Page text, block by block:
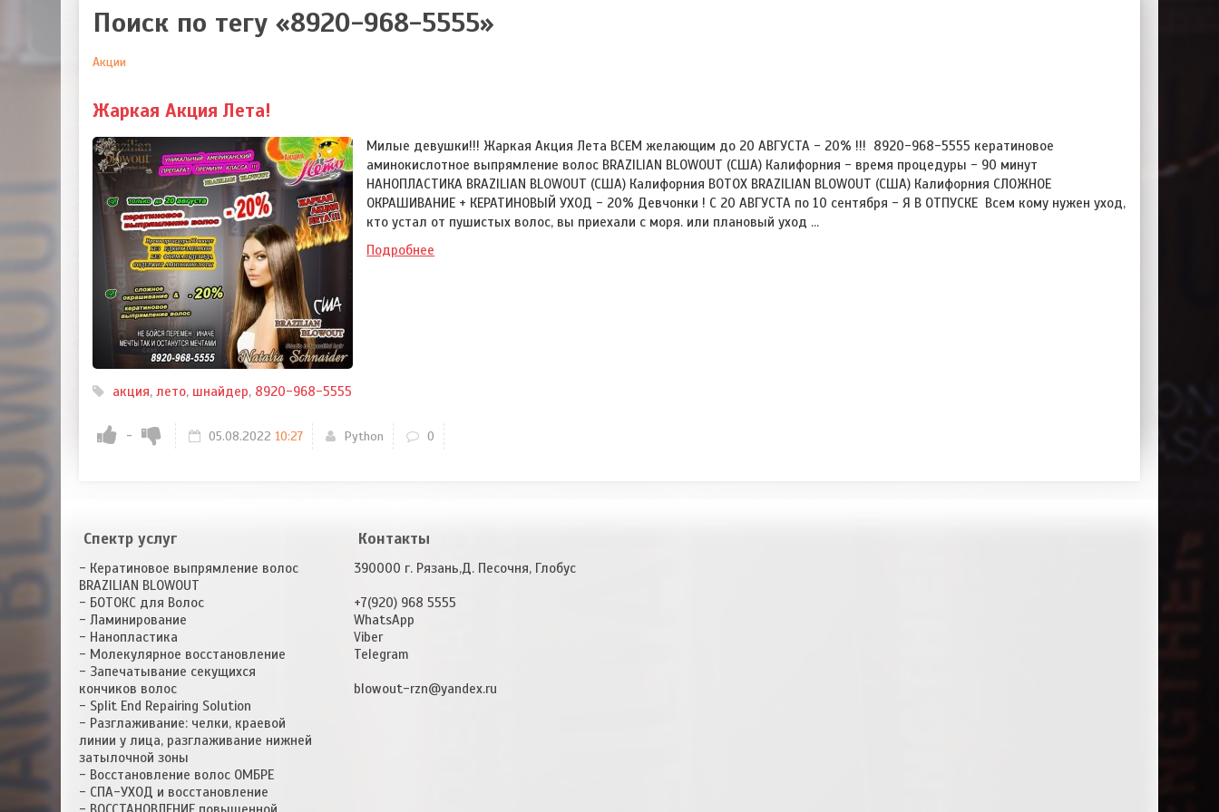
Поиск по тегу «8920-968-5555»
Акции
Жаркая Акция Лета!
Милые девушки!!! Жаркая Акция Лета ВСЕМ желающим до 20 АВГУСТА - 20% !!! 8920-968-5555 кератиновое
аминокислотное выпрямление волос BRAZILIAN BLOWOUT (США) Калифорния - время процедуры - 90 минут
НАНОПЛАСТИКА BRAZILIAN BLOWOUT (США) Калифорния BOTOX BRAZILIAN BLOWOUT (США) Калифорния СЛОЖНОЕ
ОКРАШИВАНИЕ + КЕРАТИНОВЫЙ УХОД - 20% Девчонки ! С 20 АВГУСТА по 10 сентября - Я В ОТПУСКЕ Всем кому нужен уход,
кто устал от пушистых волос, вы приехали с моря. или плановый уход …
Подробнее
акция, лето, шнайдер, 8920-968-5555
- 05.08.2022 10:27 Python 0
Спектр услуг
- Кератиновое выпрямление волос
BRAZILIAN BLOWOUT
- БОТОКС для Волос
- Ламинирование
- Нанопластика
- Молекулярное восстановление
- Запечатывание секущихся
кончиков волос
- Split End Repairing Solution
- Разглаживание: челки, краевой
линии у лица, разглаживание нижней
затылочной зоны
- Восстановление волос ОМБРЕ
- СПА-УХОД и восстановление
Контакты
390000 г. Рязань,Д. Песочня, Глобус
+7(920) 968 5555
WhatsApp
Viber
Telegram
blowout-rzn@yandex.ru